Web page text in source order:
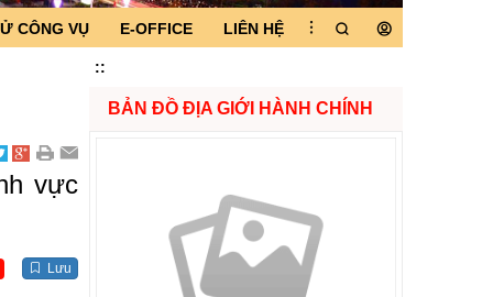
CÔNG VỤ E-OFFICE LIÊN HỆ
::
vực
Lưu
BẢN ĐỒ ĐỊA GIỚI HÀNH CHÍNH